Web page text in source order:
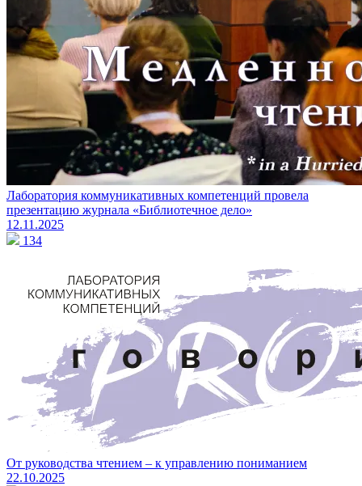
Лаборатория коммуникативных компетенций провела
презентацию журнала «Библиотечное дело»
12.11.2025
134
От руководства чтением – к управлению пониманием
22.10.2025